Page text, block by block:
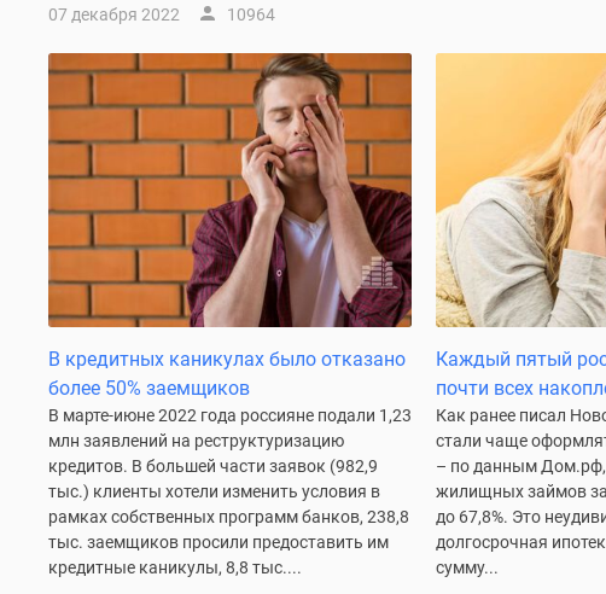
Коттеджные
поселки
поселки
Коттеджные
поселки
Бизнес-
Коттеджи
Траншевая
ипотека
Скидки
Рассрочка
07 декабря 2022 10964
В кредитных каникулах было отказано
более 50% заемщиков
В марте-июне 2022 года россияне подали 1,23
млн заявлений на реструктуризацию
кредитов. В большей части заявок (982,9
тыс.) клиенты хотели изменить условия в
рамках собственных программ банков, 238,8
тыс. заемщиков просили предоставить им
кредитные каникулы, 8,8 тыс....
Каждый пятый
почти всех
Как ранее писал
стали чаще
– по данным Дом.рф,
жилищных займов за
до 67,8%. Это
долгосрочная
сумму...